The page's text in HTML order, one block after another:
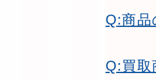
Q:商品
Q:買取